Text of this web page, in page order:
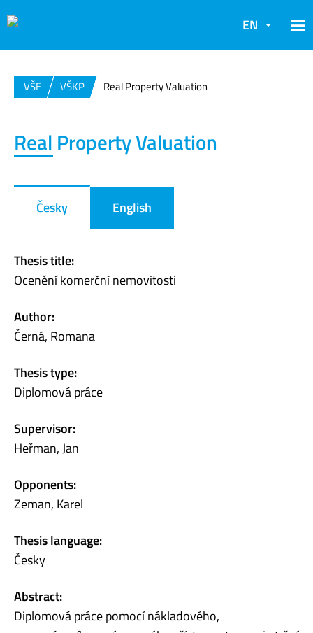
EN
VŠE VŠKP Real Property Valuation
Real Property Valuation
Česky English
Thesis title:
Ocenění komerční nemovitosti
Author:
Černá, Romana
Thesis type:
Diplomová práce
Supervisor:
Heřman, Jan
Opponents:
Zeman, Karel
Thesis language:
Česky
Abstract:
Diplomová práce pomocí nákladového,